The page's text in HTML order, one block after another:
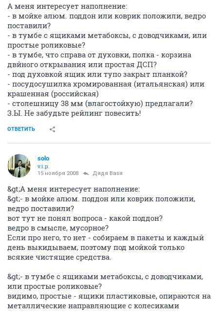
А меня интересует наполнение:
- в мойке алюм. поддон или коврик положили, ведро
поставили?
- в тумбе с ящиками метабоксы, с доводчиками, или
простые роликовые?
- в тумбе, что справа от духовки, полка - корзина
двйного открывания или простая ДСП?
- под духовкой ящик или тупо закрыт планкой?
- посудосушилка хромированная (итальянская) или
крашенная (российская)
- столешницу 38 мм (влагостойкую) предлагали?
З.Ы. Не забудьте рейлинг повесить!
ОТВЕТИТЬ
solo
v.i.p.
15 ноября 2008 Дядя Ваsя
&gt;А меня интересует наполнение:
&gt;- в мойке алюм. поддон или коврик положили,
ведро поставили?
вот тут не понял вопроса - какой поддон?
ведро в смысле, мусорное?
Если про него, то нет - собираем в пакеты и каждый
день выкидываем, поэтому под мойкой только
всякие чистящие средства.
&gt;- в тумбе с ящиками метабоксы, с доводчиками,
или простые роликовые?
видимо, простые - ящики пластиковые, опираются на
металлические направляющие с колесиками